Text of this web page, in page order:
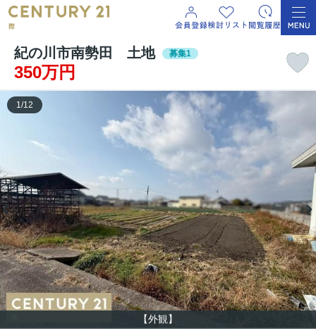
紀の川市南勢田 土地 募集1
350万円
【外観】
1/12